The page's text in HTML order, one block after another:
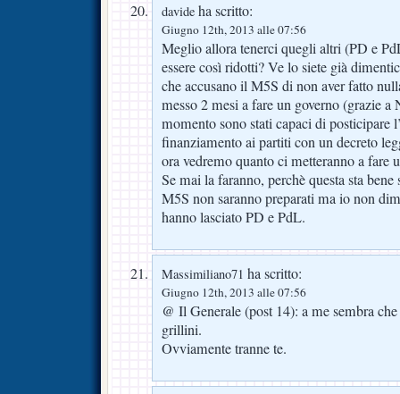
davide ha scritto:
Giugno 12th, 2013 alle 07:56
Meglio allora tenerci quegli altri (PD e
essere così ridotti? Ve lo siete già
che accusano il M5S di non aver fatto
messo 2 mesi a fare un governo (grazie a
momento sono stati capaci di posticipare
finanziamento ai partiti con un decreto
ora vedremo quanto ci metteranno a fare
Se mai la faranno, perchè questa sta
M5S non saranno preparati ma io non
hanno lasciato PD e PdL.
Massimiliano71 ha scritto:
Giugno 12th, 2013 alle 07:56
@ Il Generale (post 14): a me sembra
grillini.
Ovviamente tranne te.